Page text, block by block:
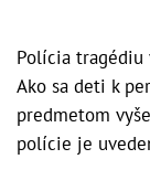
Polícia tragédiu
Ako sa deti k
predmetom
polície je